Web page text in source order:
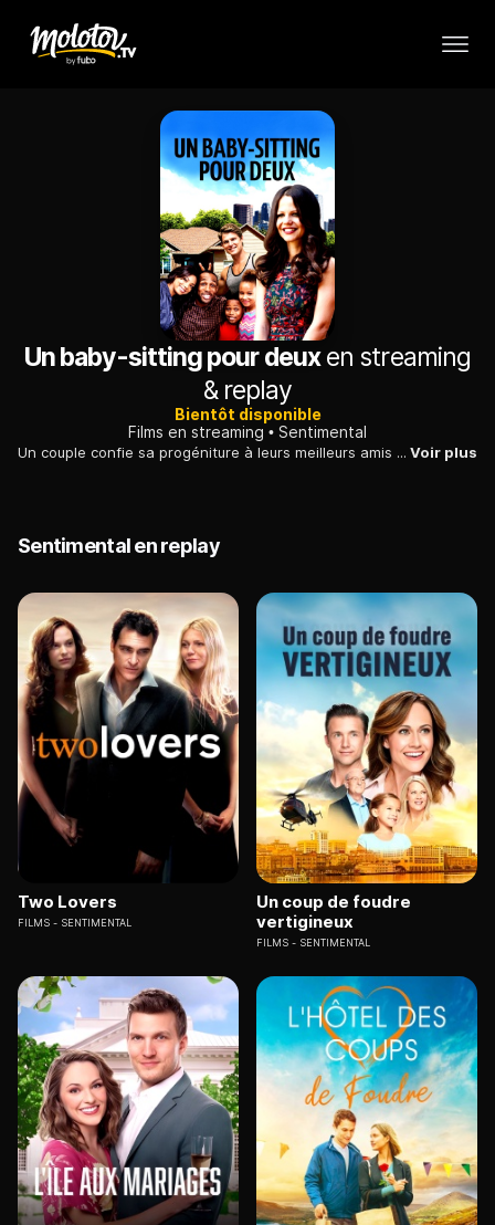
Un baby-sitting pour deuxen streaming
& replay
Bientôt disponible
Films en streaming
Sentimental
Un couple confie sa progéniture à leurs meilleurs amis respectifs pour une semaine. Mais les jeunes gens, très différents, s'entendent comme chien et chat. Voir plus
Sentimental en replay
Two Lovers
FILMS SENTIMENTAL
Un coup de foudre
vertigineux
FILMS SENTIMENTAL